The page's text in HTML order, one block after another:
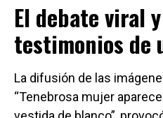
El debate viral
testimonios de
La difusión de las
“Tenebrosa mujer